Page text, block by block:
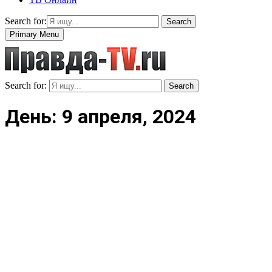
Search for:
Search
Primary Menu
Search for: Search
День: 9 апреля, 2024